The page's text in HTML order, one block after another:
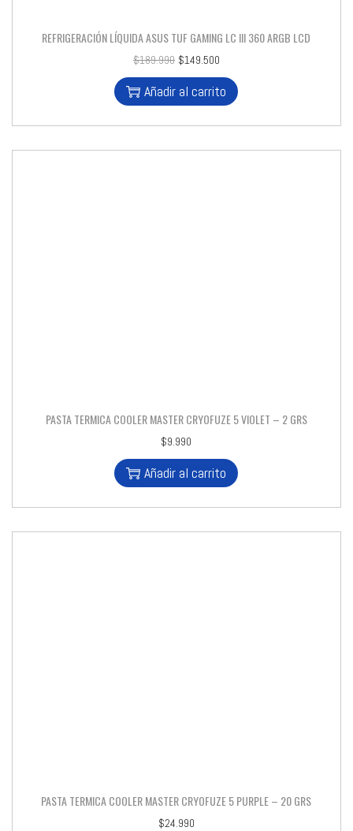
REFRIGERACIÓN LÍQUIDA ASUS TUF GAMING LC III 360 ARGB LCD
$189.990 $149.500
Añadir al carrito
PASTA TERMICA COOLER MASTER CRYOFUZE 5 VIOLET – 2 GRS
$9.990
Añadir al carrito
PASTA TERMICA COOLER MASTER CRYOFUZE 5 PURPLE – 20 GRS
$24.990